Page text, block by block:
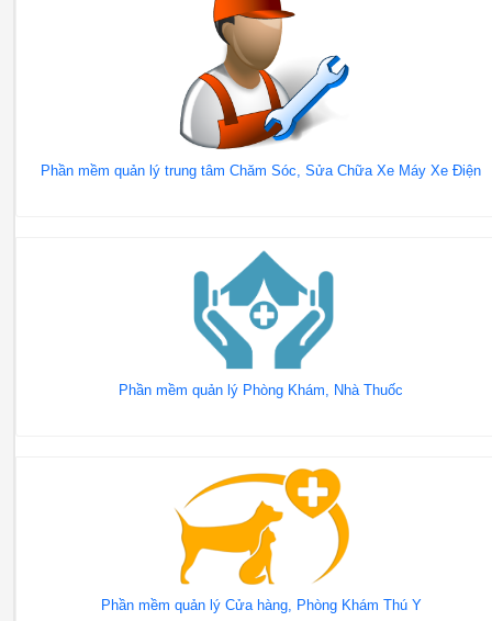
Phần mềm quản lý trung tâm Chăm Sóc, Sửa Chữa Xe Máy Xe Điện
Phần mềm quản lý Phòng Khám, Nhà Thuốc
Phần mềm quản lý Cửa hàng, Phòng Khám Thú Y